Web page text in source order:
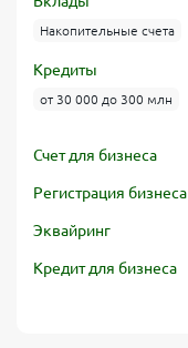
Накопительные счета
Кредиты
от 30 000 до 300 млн
Счет для бизнеса
Регистрация бизнеса
Эквайринг
Кредит для бизнеса